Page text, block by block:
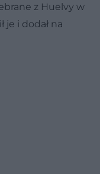
z Huelvy w
je i dodał na